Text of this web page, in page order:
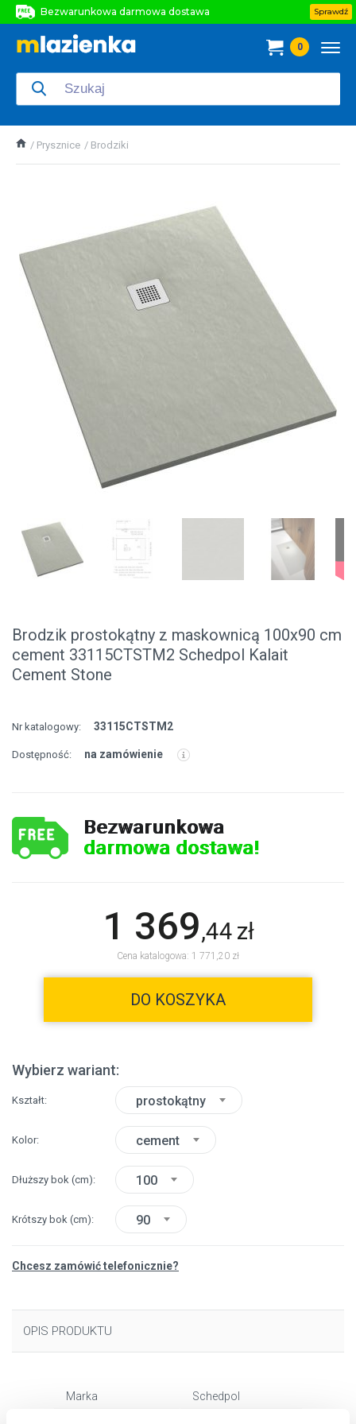
Bezwarunkowa darmowa dostawa
Bezwarunkowa darmowa dostawa
Sprawdź
0
Prysznice Brodziki
Brodzik prostokątny z maskownicą 100x90 cm
cement 33115CTSTM2 Schedpol Kalait
Cement Stone
Nr katalogowy: 33115CTSTM2
Dostępność: na zamówienie
Bezwarunkowa
darmowa dostawa!
1 369,44 zł
Cena katalogowa: 1 771,20 zł
DO KOSZYKA
Wybierz wariant:
Kształt prostokątny
Kolor cement
Dłuższy bok (cm) 100
Krótszy bok (cm) 90
Chcesz zamówić telefonicznie?
OPIS PRODUKTU
Marka
Schedpol